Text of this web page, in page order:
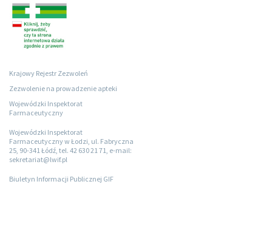
Krajowy Rejestr Zezwoleń
Zezwolenie na prowadzenie apteki
Wojewódzki Inspektorat
Farmaceutyczny
Wojewódzki Inspektorat
Farmaceutyczny w Łodzi, ul. Fabryczna
25, 90-341 Łódź, tel. 42 630 21 71, e-mail:
sekretariat@lwif.pl
Biuletyn Informacji Publicznej GIF